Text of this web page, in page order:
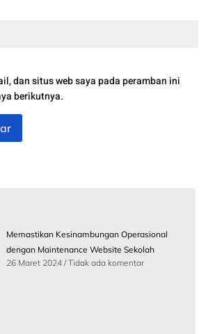
dan situs web saya pada peramban ini
berikutnya.
Memastikan Kesinambungan Operasional
dengan Maintenance Website Sekolah
26 Maret 2024 Tidak ada komentar